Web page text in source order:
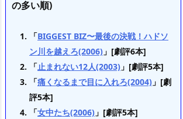
の多い順)
「BIGGEST BIZ〜最後の決戦！ハドソ
ン川を越えろ(2006) 」[劇評6本]
「止まれない12人(2003) 」[劇評5本]
「痛くなるまで目に入れろ(2004) 」[劇
評5本]
「女中たち(2006) 」[劇評5本]